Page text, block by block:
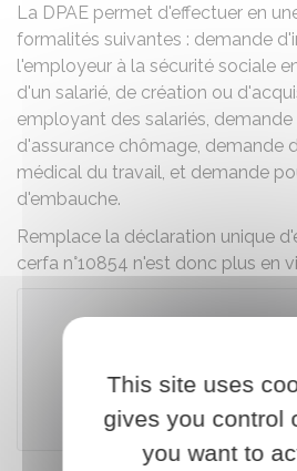
La DPAE permet d'effectuer en
formalités suivantes : demande
l'employeur à la sécurité sociale
d'un salarié, de création ou
employant des salariés,
d'assurance chômage, demande
médical du travail, et demande
d'embauche.
Remplace la déclaration unique
cerfa n°10854 n'est donc plus en
Caisse centrale de la mutualité
This site uses
gives you control
you want to